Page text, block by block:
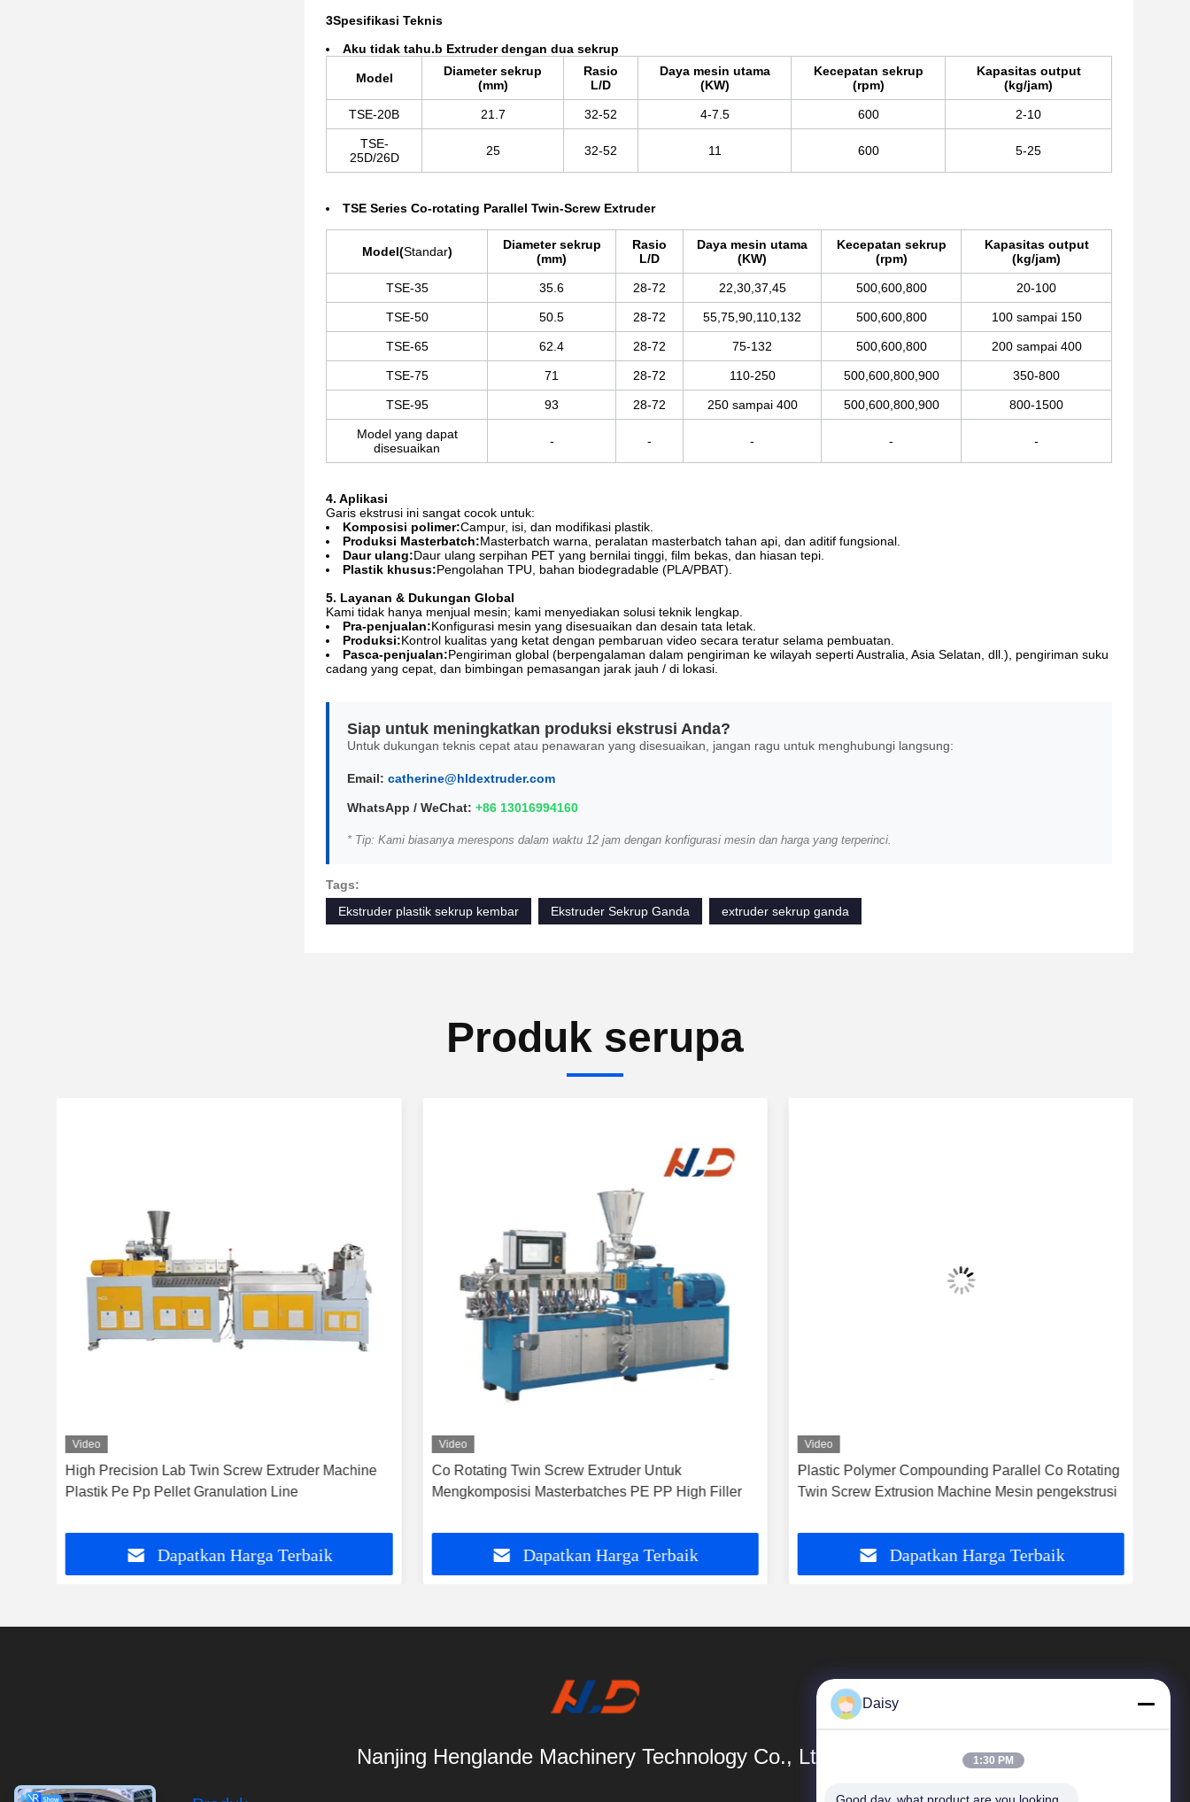
3Spesifikasi Teknis
Aku tidak tahu.b Extruder dengan dua sekrup
Model
Diameter sekrup
(mm)
Rasio
L/D
Daya mesin utama
(KW)
Kecepatan sekrup
(rpm)
Kapasitas output
(kg/jam)
TSE-20B 21.7 32-52 4-7.5 600 2-10
TSE-
25D/26D
25 32-52 11 600 5-25
TSE Series Co-rotating Parallel Twin-Screw Extruder
Model(Standar)
Diameter sekrup
(mm)
Rasio
L/D
Daya mesin utama
(KW)
Kecepatan sekrup
(rpm)
Kapasitas output
(kg/jam)
TSE-35 35.6 28-72 22,30,37,45 500,600,800 20-100
TSE-50 50.5 28-72 55,75,90,110,132 500,600,800 100 sampai 150
TSE-65 62.4 28-72 75-132 500,600,800 200 sampai 400
TSE-75 71 28-72 110-250 500,600,800,900 350-800
TSE-95 93 28-72 250 sampai 400 500,600,800,900 800-1500
Model yang dapat
disesuaikan
- - - - -
4. Aplikasi
Garis ekstrusi ini sangat cocok untuk:
Komposisi polimer:Campur, isi, dan modifikasi plastik.
Produksi Masterbatch:Masterbatch warna, peralatan masterbatch tahan api, dan aditif fungsional.
Daur ulang:Daur ulang serpihan PET yang bernilai tinggi, film bekas, dan hiasan tepi.
Plastik khusus:Pengolahan TPU, bahan biodegradable (PLA/PBAT).
5. Layanan & Dukungan Global
Kami tidak hanya menjual mesin; kami menyediakan solusi teknik lengkap.
Pra-penjualan:Konfigurasi mesin yang disesuaikan dan desain tata letak.
Produksi:Kontrol kualitas yang ketat dengan pembaruan video secara teratur selama pembuatan.
Pasca-penjualan:Pengiriman global (berpengalaman dalam pengiriman ke wilayah seperti Australia, Asia Selatan, dll.), pengiriman suku
cadang yang cepat, dan bimbingan pemasangan jarak jauh / di lokasi.
Siap untuk meningkatkan produksi ekstrusi Anda?
Untuk dukungan teknis cepat atau penawaran yang disesuaikan, jangan ragu untuk menghubungi langsung:
Email: catherine@hldextruder.com
WhatsApp / WeChat: +86 13016994160
* Tip: Kami biasanya merespons dalam waktu 12 jam dengan konfigurasi mesin dan harga yang terperinci.
Tags:
Ekstruder plastik sekrup kembar
Ekstruder Sekrup Ganda extruder sekrup ganda
Produk serupa
Video
High Precision Lab Twin Screw Extruder Machine
Plastik Pe Pp Pellet Granulation Line
Dapatkan Harga Terbaik
Video
Co Rotating Twin Screw Extruder Untuk
Mengkomposisi Masterbatches PE PP High Filler
Dapatkan Harga Terbaik
Video
Plastic Polymer Compounding Parallel Co Rotating
Twin Screw Extrusion Machine Mesin pengekstrusi
Dapatkan Harga Terbaik
Nanjing Henglande Machinery Technology Co., Ltd.
Daisy
1:30 PM